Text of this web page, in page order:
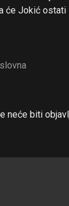
će Jokić
neće biti